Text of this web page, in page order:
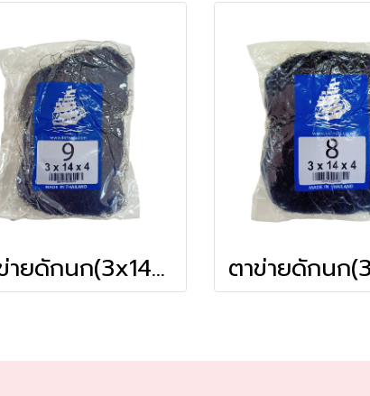
ตาข่ายดักนก(3x14x4) # 9